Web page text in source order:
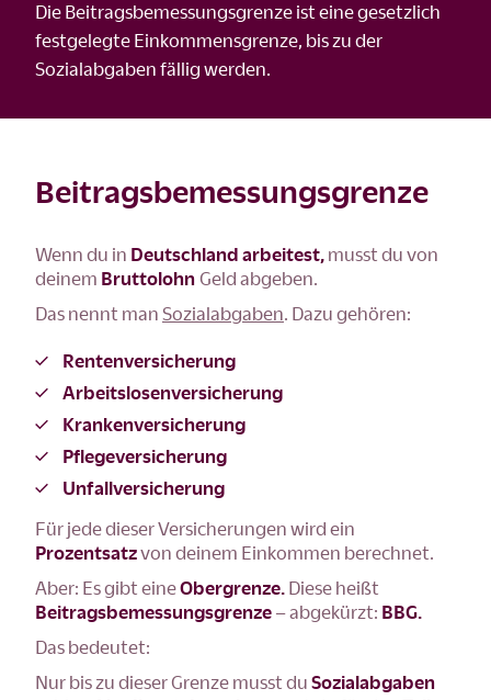
Die Beitragsbemessungsgrenze ist eine gesetzlich
festgelegte Einkommensgrenze, bis zu der
Sozialabgaben fällig werden.
Beitragsbemessungsgrenze
Wenn du in Deutschland arbeitest, musst du von
deinem Bruttolohn Geld abgeben.
Das nennt man Sozialabgaben. Dazu gehören:
Rentenversicherung
Arbeitslosenversicherung
Krankenversicherung
Pflegeversicherung
Unfallversicherung
Für jede dieser Versicherungen wird ein
Prozentsatzvon deinem Einkommen berechnet.
Aber: Es gibt eineObergrenze. Diese heißt
Beitragsbemessungsgrenze – abgekürzt: BBG.
Das bedeutet:
Nur bis zu dieser Grenze musst du Sozialabgaben